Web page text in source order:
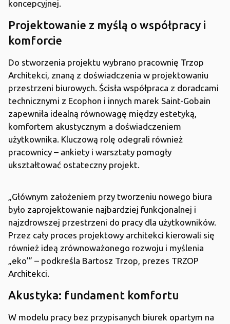
koncepcyjnej.
Projektowanie z myślą o współpracy i
komforcie
Do stworzenia projektu wybrano pracownię Trzop
Architekci, znaną z doświadczenia w projektowaniu
przestrzeni biurowych. Ścisła współpraca z doradcami
technicznymi z Ecophon i innych marek Saint-Gobain
zapewniła idealną równowagę między estetyką,
komfortem akustycznym a doświadczeniem
użytkownika. Kluczową rolę odegrali również
pracownicy – ankiety i warsztaty pomogły
ukształtować ostateczny projekt.
„Głównym założeniem przy tworzeniu nowego biura
było zaprojektowanie najbardziej funkcjonalnej i
najzdrowszej przestrzeni do pracy dla użytkowników.
Przez cały proces projektowy architekci kierowali się
również ideą zrównoważonego rozwoju i myślenia
„eko’” – podkreśla Bartosz Trzop, prezes TRZOP
Architekci.
Akustyka: fundament komfortu
W modelu pracy bez przypisanych biurek opartym na